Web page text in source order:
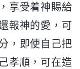
享受着神賜給
報神的愛，可
，即使自己把
孝順，可在造